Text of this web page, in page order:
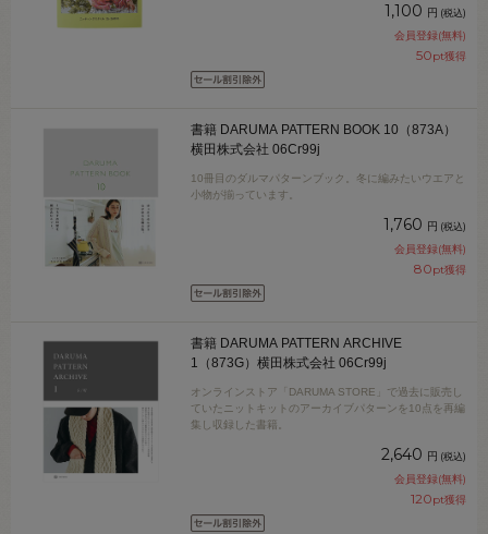
1,100 円 (税込)
会員登録(無料)
50pt獲得
書籍 DARUMA PATTERN BOOK 10（873A）
横田株式会社 06Cr99j
10冊目のダルマパターンブック。冬に編みたいウエアと
小物が揃っています。
1,760 円 (税込)
会員登録(無料)
80pt獲得
書籍 DARUMA PATTERN ARCHIVE
1（873G）横田株式会社 06Cr99j
オンラインストア「DARUMA STORE」で過去に販売し
ていたニットキットのアーカイブパターンを10点を再編
集し収録した書籍。
2,640 円 (税込)
会員登録(無料)
120pt獲得